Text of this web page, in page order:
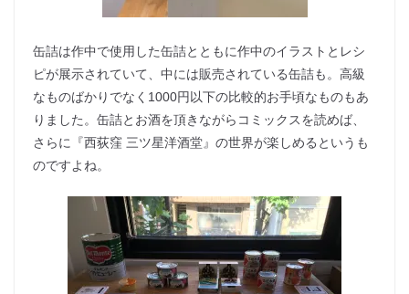
缶詰は作中で使用した缶詰とともに作中のイラストとレシ
ピが展示されていて、中には販売されている缶詰も。高級
なものばかりでなく1000円以下の比較的お手頃なものもあ
りました。缶詰とお酒を頂きながらコミックスを読めば、
さらに『西荻窪 三ツ星洋酒堂』の世界が楽しめるというも
のですよね。